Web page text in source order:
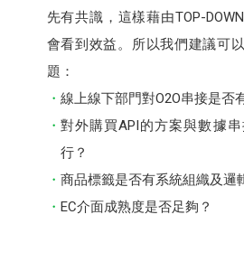
先有共識，這樣藉由TOP-
會看到效益。所以我們建議可
題：
線上線下部門對O2O串接是否
對外購買API的方案與數據
行？
商品標籤是否有系統組織及邏
EC介面成熟度是否足夠？